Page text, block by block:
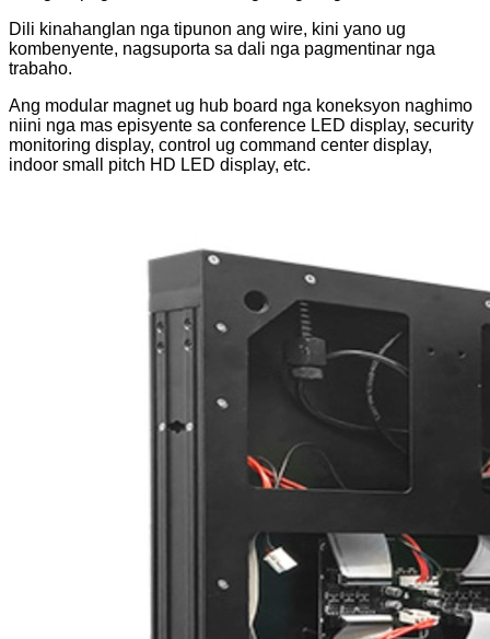
Dili kinahanglan nga tipunon ang wire, kini yano ug
kombenyente, nagsuporta sa dali nga pagmentinar nga
trabaho.
Ang modular magnet ug hub board nga koneksyon naghimo
niini nga mas episyente sa conference LED display, security
monitoring display, control ug command center display,
indoor small pitch HD LED display, etc.